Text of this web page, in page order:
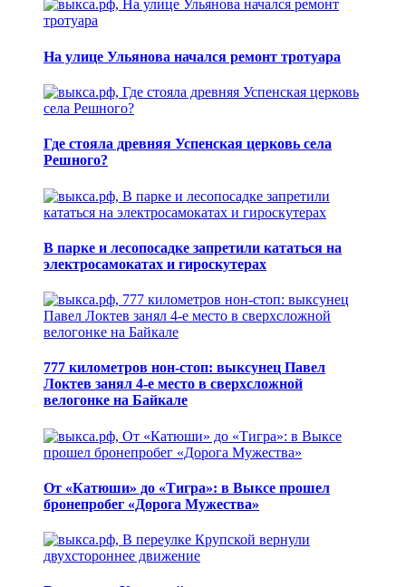
На улице Ульянова начался ремонт тротуара
Где стояла древняя Успенская церковь села
Решного?
В парке и лесопосадке запретили кататься на
электросамокатах и гироскутерах
777 километров нон-стоп: выксунец Павел
Локтев занял 4-е место в сверхсложной
велогонке на Байкале
От «Катюши» до «Тигра»: в Выксе прошел
бронепробег «Дорога Мужества»